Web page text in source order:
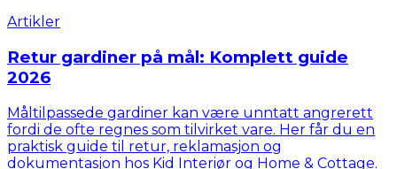
Artikler
Retur gardiner på mål: Komplett guide
2026
Måltilpassede gardiner kan være unntatt angrerett
fordi de ofte regnes som tilvirket vare. Her får du en
praktisk guide til retur, reklamasjon og
dokumentasjon hos Kid Interiør og Home & Cottage.